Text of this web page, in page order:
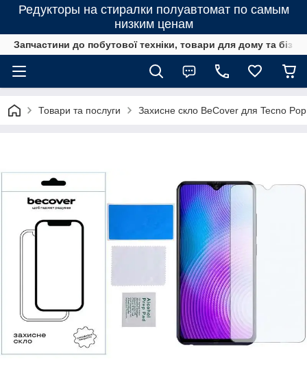
Редукторы на стиралки полуавтомат по самым
низким ценам
Запчастини до побутової техніки, товари для дому та
Товари та послуги Захисне скло BeCover для Tecno